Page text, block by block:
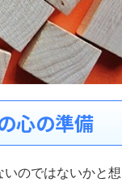
心の準備
のではないかと想